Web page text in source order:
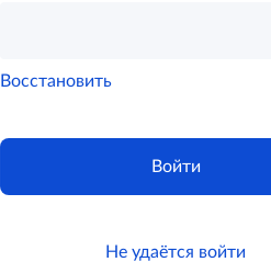
Восстановить
Войти
Не удаётся войти